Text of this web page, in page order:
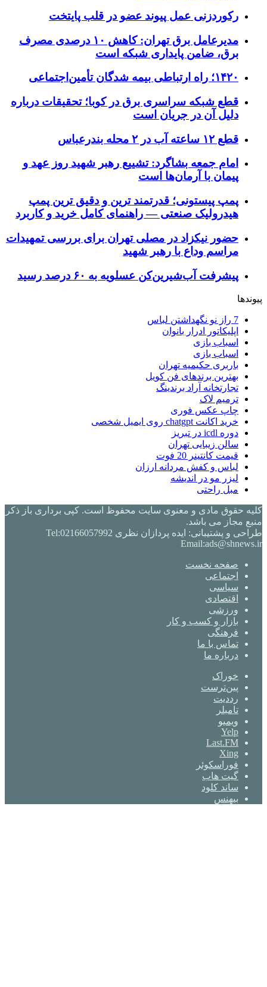
رکوردزنی عمل پیوند عضو در قلب پایتخت
مدیرعامل برق تهران: کاهش ۱۰ درصدی مصرف
برق، ضامن پایداری شبکه است
۱۴۲۰؛ راه ارتباطی بیمه شدگان تأمین‌اجتماعی
قطع شبکه سراسری برق در کوبا؛ تحقیقات درباره
دلیل آن در جریان است
قطع ۱۲ ساعته آب در ۲ محله بندرعباس
امام جمعه بشاگرد: تشییع رهبر شهید روز عهد و
پیمان با آرمان‌ها است
پمپ پیستونی؛ قدرتمند ترین و دقیق‌ ترین پمپ
هیدرولیک صنعتی — راهنمای کامل خرید و کاربرد
حضور نیکزاد در مصلی تهران برای بررسی تمهیدات
مراسم وداع با رهبر شهید
پیشرفت آب‌شیرین‌کن عسلویه به ۶۰ درصد رسید
پیوندها
7 راز نو نگهداشتن لباس
اپلیکاتور ادرار بانوان
اسباب بازی
اسباب بازی
باربری حکیمیه تهران
بهترین برندهای فن کویل
تجارتخانه آراد برندینگ
ترمیم لاک
چاپ عکس فوری
خرید اکانت chatgpt روی ایمیل شخصی
دوره icdl در تبریز
سالن زیبایی تهران
قیمت کانتینر 20 فوت
لباس و کفش مردانه ارزان
لیزر مو در اندیشه
مبل راحتی
کلیه حقوق مادی و معنوی سایت محفوظ است. کپی برداری باز ذکر
منبع مجاز می باشد.
طراحی و پشتیبانی: ایده پردازان نظری Tel:02166057992
Email:ads@shnews.ir
صفحه نخست
اجتماعی
سیاسی
اقتصادی
ورزشی
بازار و کسب و کار
فرهنگی
تماس با ما
درباره ما
خوراک
‫پین‌ترست
‫رددیت
‫تامبلر
ویمیو
Yelp
Last.FM
Xing
فوراسکوئر
گیت ‌هاب
ساند کلود
بیهنس